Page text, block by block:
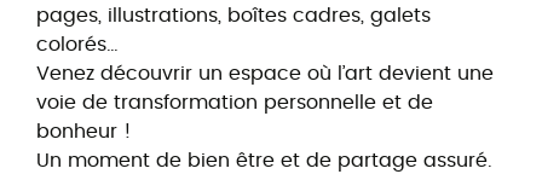
pages, illustrations, boîtes cadres, galets
colorés…
Venez découvrir un espace où l’art devient une
voie de transformation personnelle et de
bonheur !
Un moment de bien être et de partage assuré.